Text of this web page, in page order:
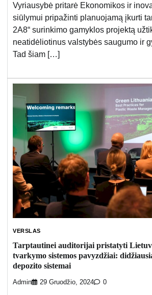
Vyriausybė pritarė Ekonomikos ir
siūlymui pripažinti planuojamą įkurti
2A8“ surinkimo gamyklos projektą
neatidėliotinus valstybės saugumo ir
Tad šiam […]
VERSLAS
Tarptautinei auditorijai pristatyti
tvarkymo sistemos pavyzdžiai:
depozito sistemai
Admin 29 Gruodžio, 2024 0